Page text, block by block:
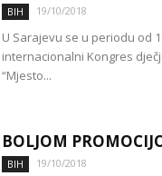
BIH 19/10/2018
U Sarajevu se u periodu od
internacionalni Kongres
“Mjesto...
BOLJOM
BIH 19/10/2018